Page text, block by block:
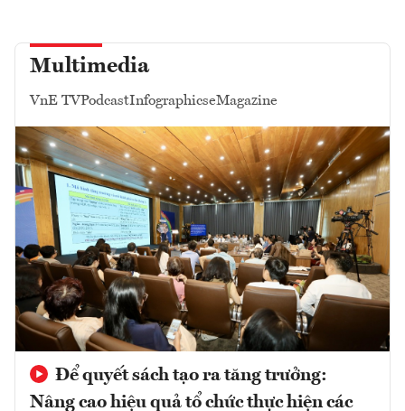
Multimedia
VnE TVPodcastInfographicseMagazine
Để quyết sách tạo ra tăng trưởng:
Nâng cao hiệu quả tổ chức thực hiện các